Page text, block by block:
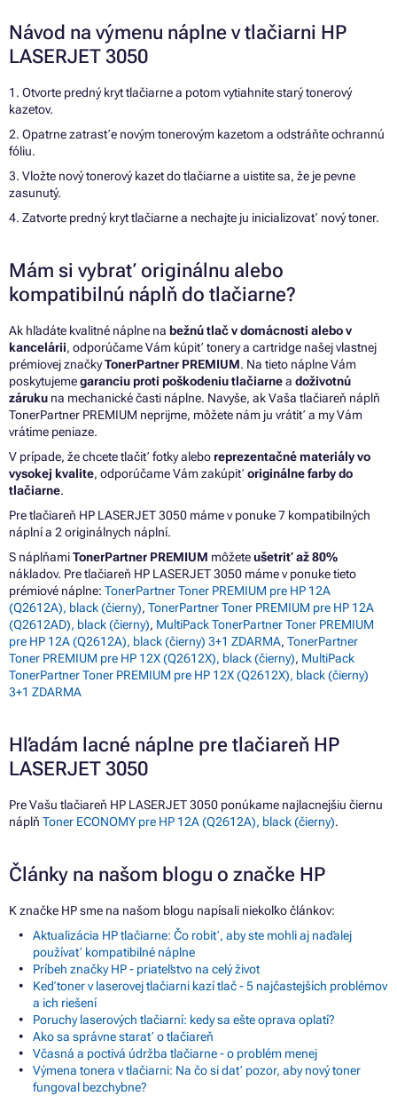
Návod na výmenu náplne v tlačiarni HP
LASERJET 3050
1. Otvorte predný kryt tlačiarne a potom vytiahnite starý tonerový
kazetov.
2. Opatrne zatrasťe novým tonerovým kazetom a odstráňte ochrannú
fóliu.
3. Vložte nový tonerový kazet do tlačiarne a uistite sa, že je pevne
zasunutý.
4. Zatvorte predný kryt tlačiarne a nechajte ju inicializovať nový toner.
Mám si vybrať originálnu alebo
kompatibilnú náplň do tlačiarne?
Ak hľadáte kvalitné náplne na bežnú tlač v domácnosti alebo v
kancelárii, odporúčame Vám kúpiť tonery a cartridge našej vlastnej
prémiovej značkyTonerPartner PREMIUM. Na tieto náplne Vám
poskytujemegaranciu proti poškodeniu tlačiarnea doživotnú
záruku na mechanické časti náplne. Navyše, ak Vaša tlačiareň náplň
TonerPartner PREMIUM neprijme, môžete nám ju vrátiť a my Vám
vrátime peniaze.
V prípade, že chcete tlačiť fotky aleboreprezentačné materiály vo
vysokej kvalite, odporúčame Vám zakúpiť originálne farby do
tlačiarne.
Pre tlačiareň HP LASERJET 3050 máme v ponuke 7 kompatibilných
náplní a 2 originálnych náplní.
S náplňamiTonerPartner PREMIUM môžeteušetriť až 80%
nákladov. Pre tlačiareň HP LASERJET 3050 máme v ponuke tieto
prémiové náplne: TonerPartner Toner PREMIUM pre HP 12A
(Q2612A), black (čierny), TonerPartner Toner PREMIUM pre HP 12A
(Q2612AD), black (čierny), MultiPack TonerPartner Toner PREMIUM
pre HP 12A (Q2612A), black (čierny) 3+1 ZDARMA, TonerPartner
Toner PREMIUM pre HP 12X (Q2612X), black (čierny), MultiPack
TonerPartner Toner PREMIUM pre HP 12X (Q2612X), black (čierny)
3+1 ZDARMA
Hľadám lacné náplne pre tlačiareň HP
LASERJET 3050
Pre Vašu tlačiareň HP LASERJET 3050 ponúkame najlacnejšiu čiernu
náplň Toner ECONOMY pre HP 12A (Q2612A), black (čierny).
Články na našom blogu o značke HP
K značke HP sme na našom blogu napísali niekoľko článkov:
Aktualizácia HP tlačiarne: Čo robiť, aby ste mohli aj naďalej
používať kompatibilné náplne
Príbeh značky HP - priateľstvo na celý život
Keď toner v laserovej tlačiarni kazí tlač - 5 najčastejších problémov
a ich riešení
Poruchy laserových tlačiarní: kedy sa ešte oprava oplatí?
Ako sa správne starať o tlačiareň
Včasná a poctivá údržba tlačiarne - o problém menej
Výmena tonera v tlačiarni: Na čo si dať pozor, aby nový toner
fungoval bezchybne?